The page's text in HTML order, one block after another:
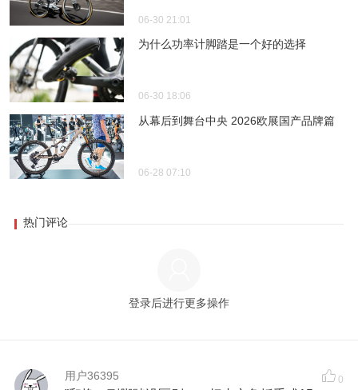
06-30 21:01
为什么功率计脚踏是一个好的选择
06-30 18:06
从幕后到舞台中央 2026欧展国产品牌篇
06-28 07:10
热门评论
登录后进行更多操作
用户36395 0